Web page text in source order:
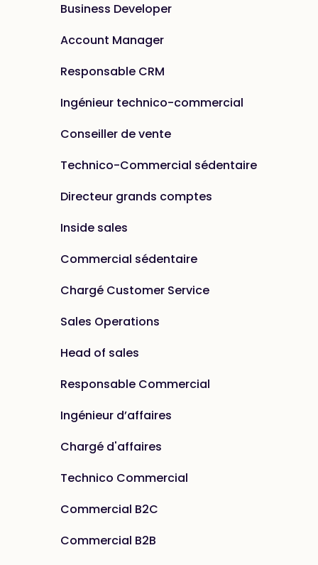
Business Developer
Account Manager
Responsable CRM
Ingénieur technico-commercial
Conseiller de vente
Technico-Commercial sédentaire
Directeur grands comptes
Inside sales
Commercial sédentaire
Chargé Customer Service
Sales Operations
Head of sales
Responsable Commercial
Ingénieur d’affaires
Chargé d'affaires
Technico Commercial
Commercial B2C
Commercial B2B